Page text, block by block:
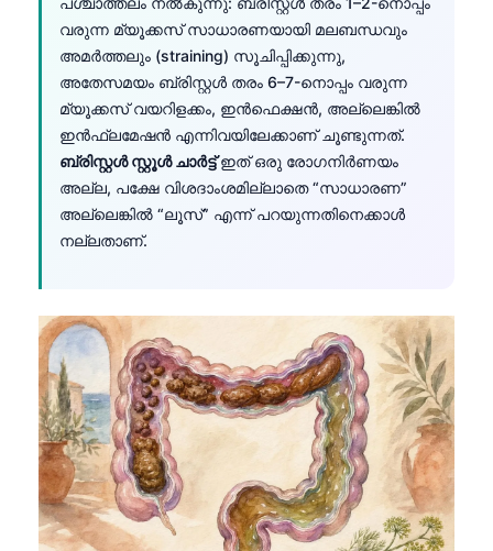
വരുന്ന മ്യൂക്കസ് സാധാരണയായി മലബന്ധവും
അമർത്തലും (straining) സൂചിപ്പിക്കുന്നു,
അതേസമയം ബ്രിസ്റ്റൾ തരം 6–7-നൊപ്പം വരുന്ന
മ്യൂക്കസ് വയറിളക്കം, ഇൻഫെക്ഷൻ, അല്ലെങ്കിൽ
ഇൻഫ്ലമേഷൻ എന്നിവയിലേക്കാണ് ചൂണ്ടുന്നത്.
ബ്രിസ്റ്റൾ സ്റ്റൂൾ ചാർട്ട്ഇത് ഒരു രോഗനിർണയം
അല്ല, പക്ഷേ വിശദാംശമില്ലാതെ “സാധാരണ”
അല്ലെങ്കിൽ “ലൂസ്” എന്ന് പറയുന്നതിനെക്കാൾ
നല്ലതാണ്.